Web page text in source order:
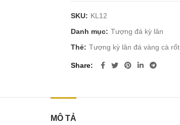
SKU: KL12
Danh mục: Tượng đá kỳ lân
Thẻ: Tượng kỳ lân đá vàng cà rốt
Share
MÔ TẢ